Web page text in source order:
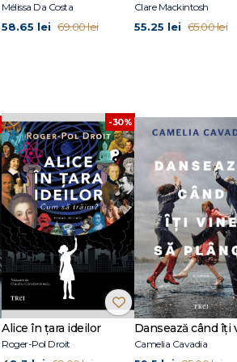
Mélissa Da Costa
58.65 lei 69.00 lei
Clare Mackintosh
55.25 lei 65.00 lei
-30%
Alice în țara ideilor
Roger-Pol Droit Camelia Cavadia